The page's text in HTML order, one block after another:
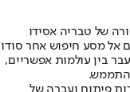
של טבריה אסידו
אל מסע חיפוש אחר סודו
בין עולמות אפשריים,